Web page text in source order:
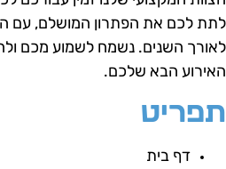
לכם את הפתרון המושלם, עם
השנים. נשמח לשמוע מכם
הבא שלכם.
דף בית